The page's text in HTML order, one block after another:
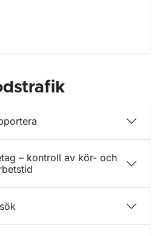
– kontroll av kör- och